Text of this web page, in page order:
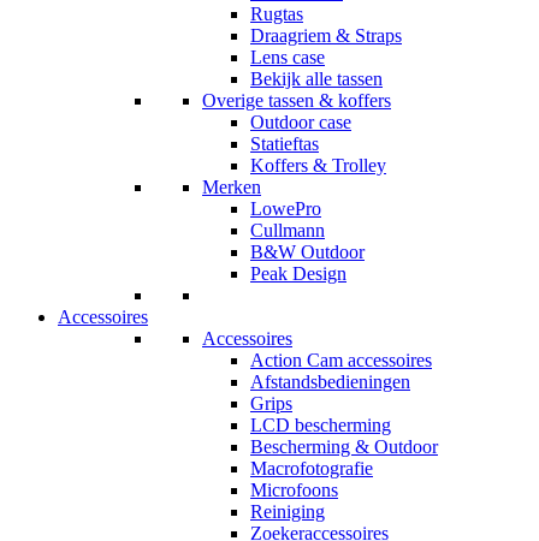
Rugtas
Draagriem & Straps
Lens case
Bekijk alle tassen
Overige tassen & koffers
Outdoor case
Statieftas
Koffers & Trolley
Merken
LowePro
Cullmann
B&W Outdoor
Peak Design
Accessoires
Accessoires
Action Cam accessoires
Afstandsbedieningen
Grips
LCD bescherming
Bescherming & Outdoor
Macrofotografie
Microfoons
Reiniging
Zoekeraccessoires